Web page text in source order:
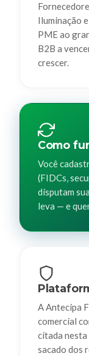
Iluminação
PME ao
B2B a
crescer.
Como
Você
(FIDCs,
disputam
leva — e
A Antecipa
comercial
citada nesta
sacado dos